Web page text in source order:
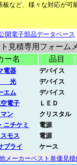
板など、様々な対応が可
開電子部品データベース
見積専用フォーム
ー名 品目
電器
デバイス
光
デバイス
エム
デバイス
電子
ＬＥＤ
ン
クリスタル
ニチケミ
電源
モス
電源
プライ
ケース
メーカーベスト単価見積